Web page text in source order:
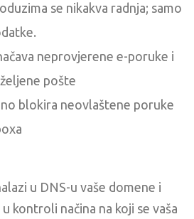
se nikakva radnja; samo
neprovjerene e-poruke i
pošte
blokira neovlaštene poruke
u DNS-u vaše domene i
kontroli načina na koji se vaša